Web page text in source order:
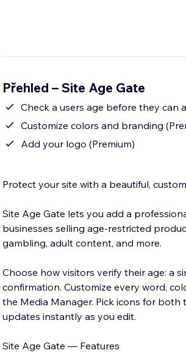
Přehled – Site Age Gate
Check a users age before they can
Customize colors and branding
Add your logo (Premium)
Protect your site with a beautiful,
Site Age Gate lets you add a
businesses selling age-restricted
gambling, adult content, and more.
Choose how visitors verify their age: a
confirmation. Customize every word,
the Media Manager. Pick icons for both
updates instantly as you edit.
Site Age Gate — Features